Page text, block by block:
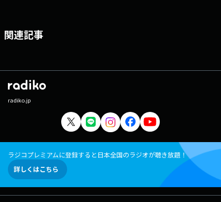
関連記事
radiko.jp
ラジコプレミアムに登録すると日本全国のラジオが聴き放題！
詳しくはこちら